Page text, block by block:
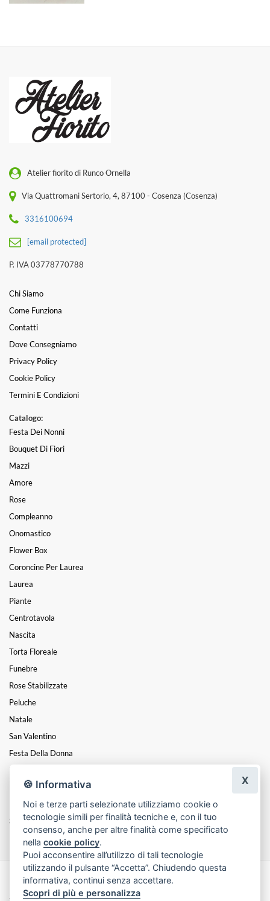
Atelier fiorito di Runco Ornella
Via Quattromani Sertorio, 4, 87100 - Cosenza (Cosenza)
3316100694
[email protected]
P. IVA 03778770788
Chi Siamo
Come Funziona
Contatti
Dove Consegniamo
Privacy Policy
Cookie Policy
Termini E Condizioni
Catalogo:
Festa Dei Nonni
Bouquet Di Fiori
Mazzi
Amore
Rose
Compleanno
Onomastico
Flower Box
Coroncine Per Laurea
Laurea
Piante
Centrotavola
Nascita
Torta Floreale
Funebre
Rose Stabilizzate
Peluche
Natale
San Valentino
Festa Della Donna
Festa Del Papà
Festa Della Mamma
Diplomi
Saggi Di Danza
Made with byInfoser.it- Realizzazione Siti ecommerce per Fioristi
2026
🍪 Informativa
Noi e terze parti selezionate utilizziamo cookie o
tecnologie simili per finalità tecniche e, con il tuo
consenso, anche per altre finalità come specificato
nellacookie policy.
Puoi acconsentire all’utilizzo di tali tecnologie
utilizzando il pulsante “Accetta”. Chiudendo questa
informativa, continui senza accettare.
Scopri di più e personalizza
X